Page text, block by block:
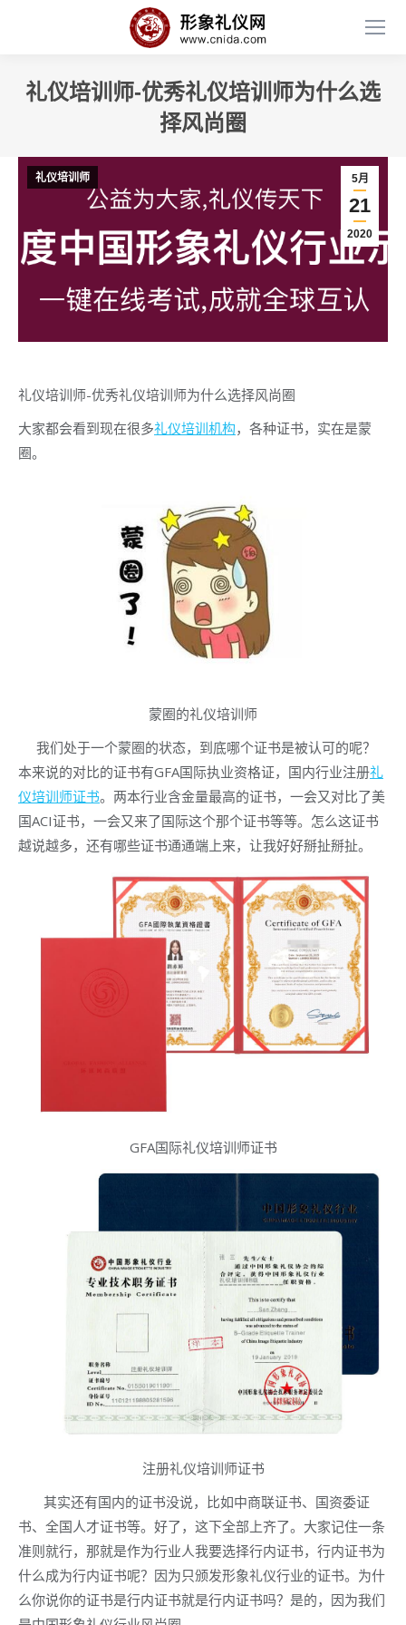
礼仪培训师-优秀礼仪培训师为什么选
择风尚圈
5月
21
2020
礼仪培训师
礼仪培训师-优秀礼仪培训师为什么选择风尚圈
大家都会看到现在很多礼仪培训机构，各种证书，实在是蒙
圈。
蒙圈的礼仪培训师
我们处于一个蒙圈的状态，到底哪个证书是被认可的呢？
本来说的对比的证书有GFA国际执业资格证，国内行业注册礼
仪培训师证书。两本行业含金量最高的证书，一会又对比了美
国ACI证书，一会又来了国际这个那个证书等等。怎么这证书
越说越多，还有哪些证书通通端上来，让我好好掰扯掰扯。
GFA国际礼仪培训师证书
注册礼仪培训师证书
其实还有国内的证书没说，比如中商联证书、国资委证
书、全国人才证书等。好了，这下全部上齐了。大家记住一条
准则就行，那就是作为行业人我要选择行内证书，行内证书为
什么成为行内证书呢？因为只颁发形象礼仪行业的证书。为什
么你说你的证书是行内证书就是行内证书吗？是的，因为我们